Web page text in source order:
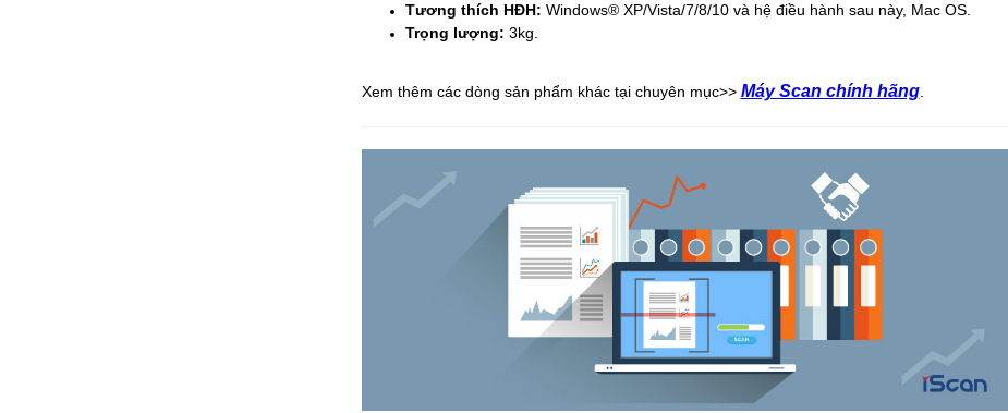
Tương thích HĐH: Windows® XP/Vista/7/8/10 và hệ điều hành sau này, Mac OS.
Trọng lượng: 3kg.
Xem thêm các dòng sản phẩm khác tại chuyên mục>> Máy Scan chính hãng.